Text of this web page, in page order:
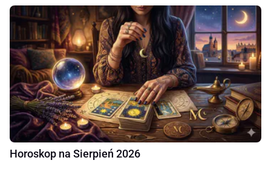
Horoskop na Sierpień 2026